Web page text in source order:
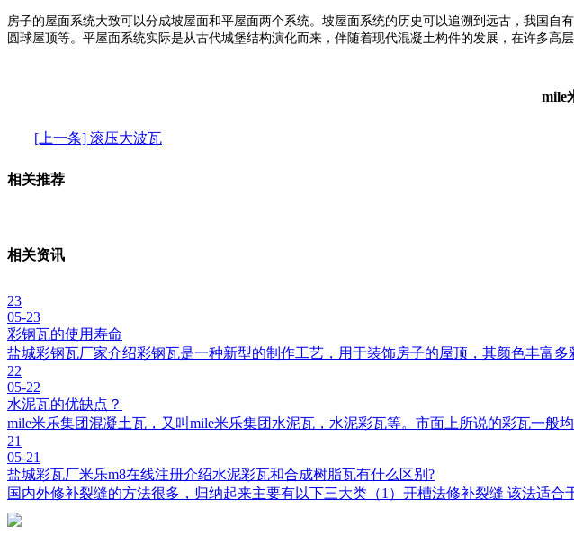
房子的屋面系统大致可以分成坡屋面和平屋面两个系统。坡屋面系统的历史可以追溯到远古，我国
圆球屋顶等。平屋面系统实际是从古代城堡结构演化而来，伴随着现代混凝土构件的发展，在许多高
mile
[上一条] 滚压大波瓦
相关推荐
相关资讯
23
05-23
彩钢瓦的使用寿命
盐城彩钢瓦厂家介绍彩钢瓦是一种新型的制作工艺，用于装饰房子的屋顶，其颜色丰富
22
05-22
水泥瓦的优缺点？
mile米乐集团混凝土瓦，又叫mile米乐集团水泥瓦，水泥彩瓦等。市面上所说的彩瓦一
21
05-21
盐城彩瓦厂米乐m8在线注册介绍水泥彩瓦和合成树脂瓦有什么区别?
国内外修补裂缝的方法很多，归纳起来主要有以下三大类（1）开槽法修补裂缝 该法适合